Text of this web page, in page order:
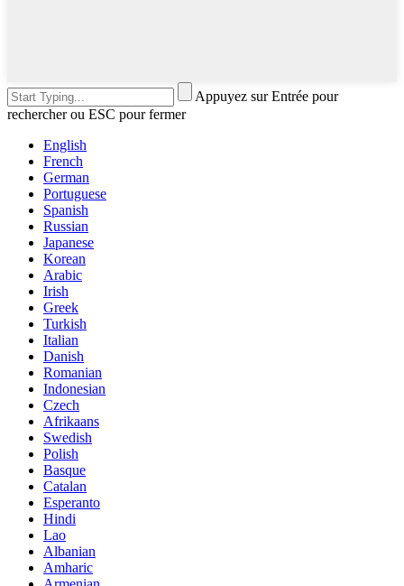
Appuyez sur Entrée pour
rechercher ou ESC pour fermer
English
French
German
Portuguese
Spanish
Russian
Japanese
Korean
Arabic
Irish
Greek
Turkish
Italian
Danish
Romanian
Indonesian
Czech
Afrikaans
Swedish
Polish
Basque
Catalan
Esperanto
Hindi
Lao
Albanian
Amharic